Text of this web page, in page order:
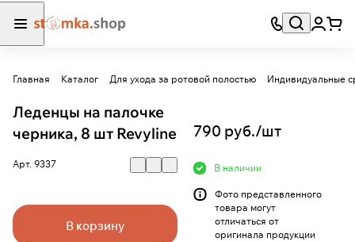
Главная Каталог Для ухода за ротовой полостью Индивидуальные
Леденцы на палочке
черника, 8 шт Revyline
Арт. 9337
В корзину
790 руб./шт
В наличии
Фото представленного
товара могут
отличаться от
оригинала продукции